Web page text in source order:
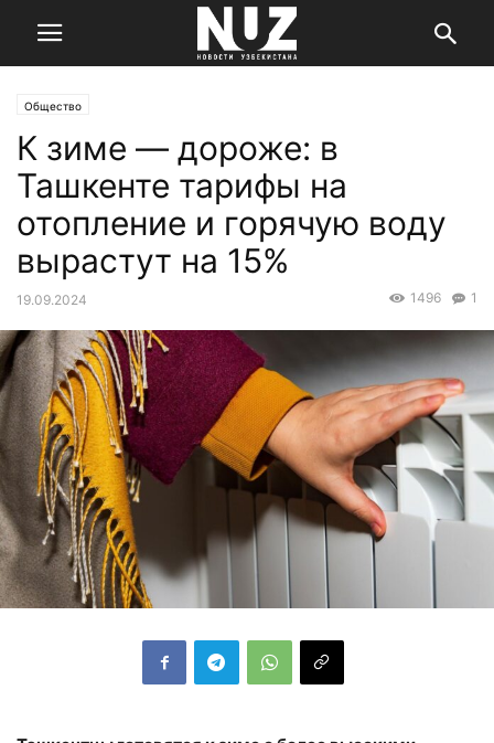
Общество
К зиме — дороже: в
Ташкенте тарифы на
отопление и горячую воду
вырастут на 15%
19.09.2024 1
1496